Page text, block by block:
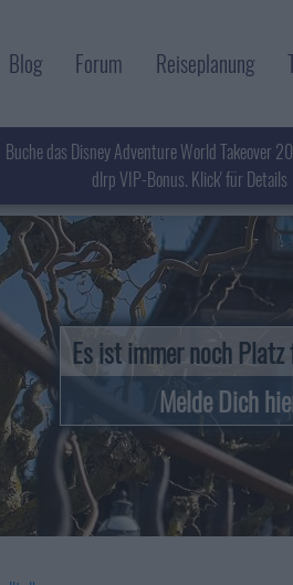
Blog Forum Reiseplanung
Buche das Disney Adventure World Takeover
dlrp VIP-Bonus. Klick' für Details
Es ist immer noch
Melde Dich